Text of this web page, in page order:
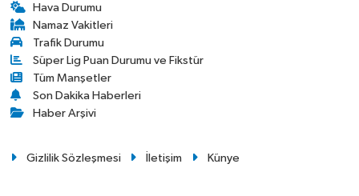
Hava Durumu
Namaz Vakitleri
Trafik Durumu
Süper Lig Puan Durumu ve Fikstür
Tüm Manşetler
Son Dakika Haberleri
Haber Arşivi
Gizlilik Sözleşmesi İletişim Künye